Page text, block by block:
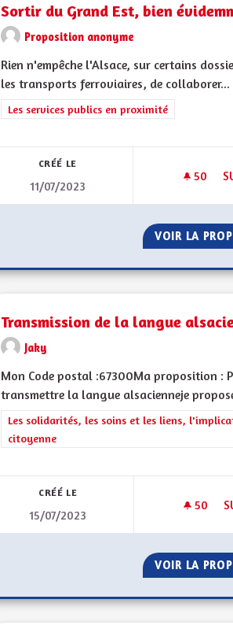
Sortir du Grand Est, bien
Proposition anonyme
Rien n'empêche l'Alsace, sur certains
les transports ferroviaires, de collaborer...
Filtrer les résultats de la catégorie : Les
Les services publics en proximité
CRÉÉ LE
11/07/2023
50
VOIR LA
Transmission de la langue
Jaky
Mon Code postal :67300Ma proposition :
transmettre la langue alsacienneje
Filtrer les résultats de la catégorie : Les
Les solidarités, les soins et les liens,
citoyenne
CRÉÉ LE
15/07/2023
50
VOIR LA